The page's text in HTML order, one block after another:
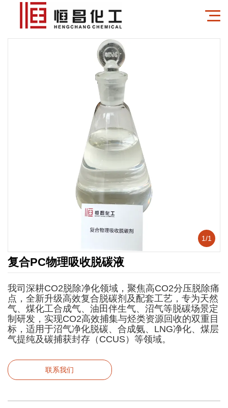
1/1
复合PC物理吸收脱碳液
我司深耕CO2脱除净化领域，聚焦高CO2分压脱除痛
点，全新升级高效复合脱碳剂及配套工艺，专为天然
气、煤化工合成气、油田伴生气、沼气等脱碳场景定
制研发，实现CO2高效捕集与烃类资源回收的双重目
标，适用于沼气净化脱碳、合成氨、LNG净化、煤层
气提纯及碳捕获封存（CCUS）等领域。
联系我们